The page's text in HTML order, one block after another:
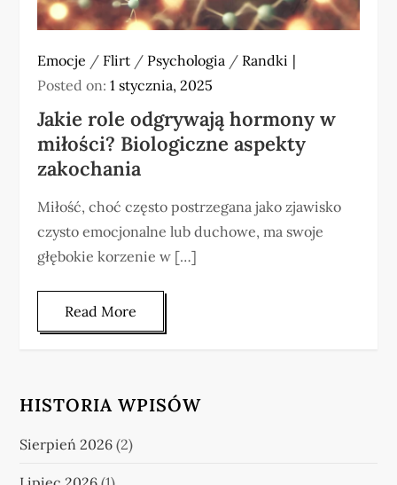
Emocje / Flirt / Psychologia / Randki
Posted on:1 stycznia, 2025
Jakie role odgrywają hormony w
miłości? Biologiczne aspekty
zakochania
Miłość, choć często postrzegana jako zjawisko
czysto emocjonalne lub duchowe, ma swoje
głębokie korzenie w […]
Read More
HISTORIA WPISÓW
Sierpień 2026 (2)